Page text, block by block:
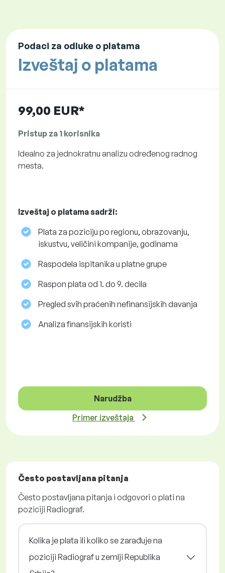
Podaci za odluke o platama
Izveštaj o platama
99,00 EUR*
Pristup za 1 korisnika
Idealno za jednokratnu analizu određenog radnog
mesta.
Izveštaj o platama sadrži:
Plata za poziciju po regionu, obrazovanju,
iskustvu, veličini kompanije, godinama
Raspodela ispitanika u platne grupe
Raspon plata od 1. do 9. decila
Pregled svih praćenih nefinansijskih davanja
Analiza finansijskih koristi
Narudžba
Primer izveštaja
Često postavljana pitanja
Često postavljana pitanja i odgovori o plati na
poziciji Radiograf.
Kolika je plata ili koliko se zarađuje na
poziciji Radiograf u zemlji Republika